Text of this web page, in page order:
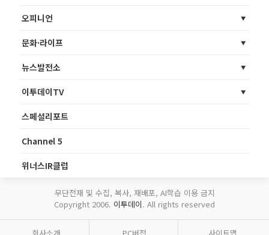
오피니언
문화·라이프
뉴스발전소
이투데이TV
스페셜리포트
Channel 5
위너스IR클럽
무단전재 및 수집, 복사, 재배포, AI학습 이용 금지
Copyright 2006. 이투데이. All rights reserved